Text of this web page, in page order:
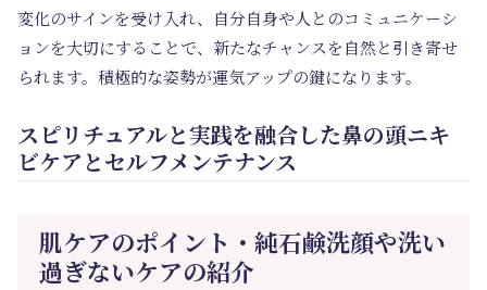
変化のサインを受け入れ、自分自身や人とのコミュニケーシ
ョンを大切にすることで、新たなチャンスを自然と引き寄せ
られます。積極的な姿勢が運気アップの鍵になります。
スピリチュアルと実践を融合した鼻の頭ニキ
ビケアとセルフメンテナンス
肌ケアのポイント・純石鹸洗顔や洗い
過ぎないケアの紹介